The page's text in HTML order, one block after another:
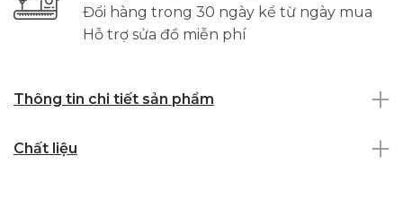
Đổi hàng trong 30 ngày kể từ ngày mua
Hỗ trợ sửa đồ miễn phí
Thông tin chi tiết sản phẩm
Chất liệu